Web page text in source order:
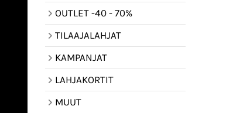
OUTLET -40 - 70%
TILAAJALAHJAT
KAMPANJAT
LAHJAKORTIT
MUUT